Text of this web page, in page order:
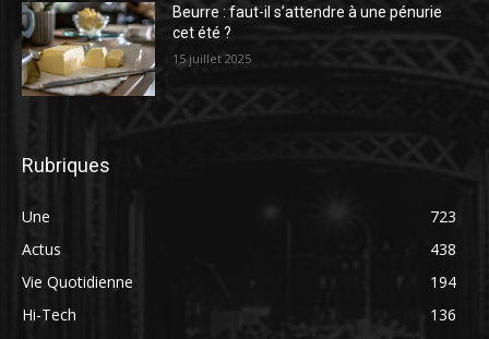
Beurre : faut-il s’attendre à une pénurie
cet été ?
15 juillet 2025
Rubriques
Une
723
Actus
438
Vie Quotidienne
194
Hi-Tech
136